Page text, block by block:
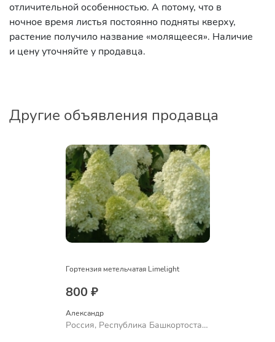
отличительной особенностью. А потому, что в
ночное время листья постоянно подняты кверху,
растение получило название «молящееся». Наличие
и цену уточняйте у продавца.
Другие объявления продавца
Гортензия метельчатая Limelight
800 ₽
Александр
Россия, Республика Башкортостан,